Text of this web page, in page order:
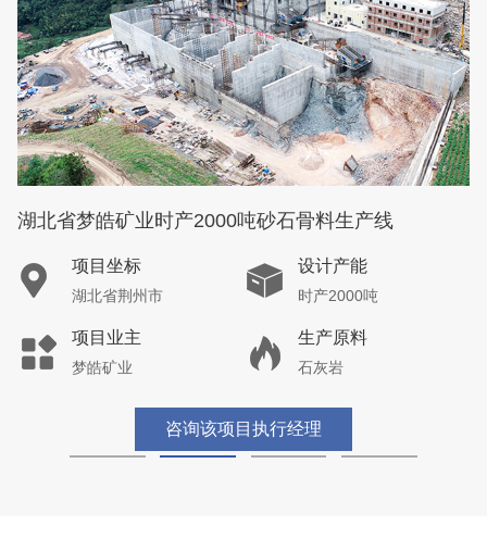
湖北省荆州市 时产2000吨
梦皓矿业 石灰岩
咨询该项目执行经理